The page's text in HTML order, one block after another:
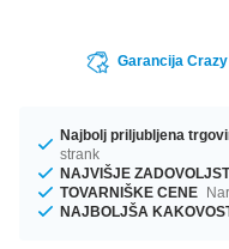
Garancija
Najbolj priljubljena
strank
NAJVIŠJE
TOVARNIŠKE CENE
NAJBOLJŠA